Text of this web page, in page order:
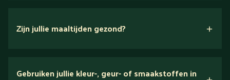
Zijn jullie maaltijden gezond?
Gebruiken jullie kleur-, geur- of smaakstoffen in